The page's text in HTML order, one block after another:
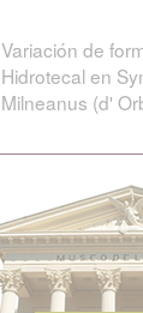
Variación de
Hidrotecal en
Milneanus (d'